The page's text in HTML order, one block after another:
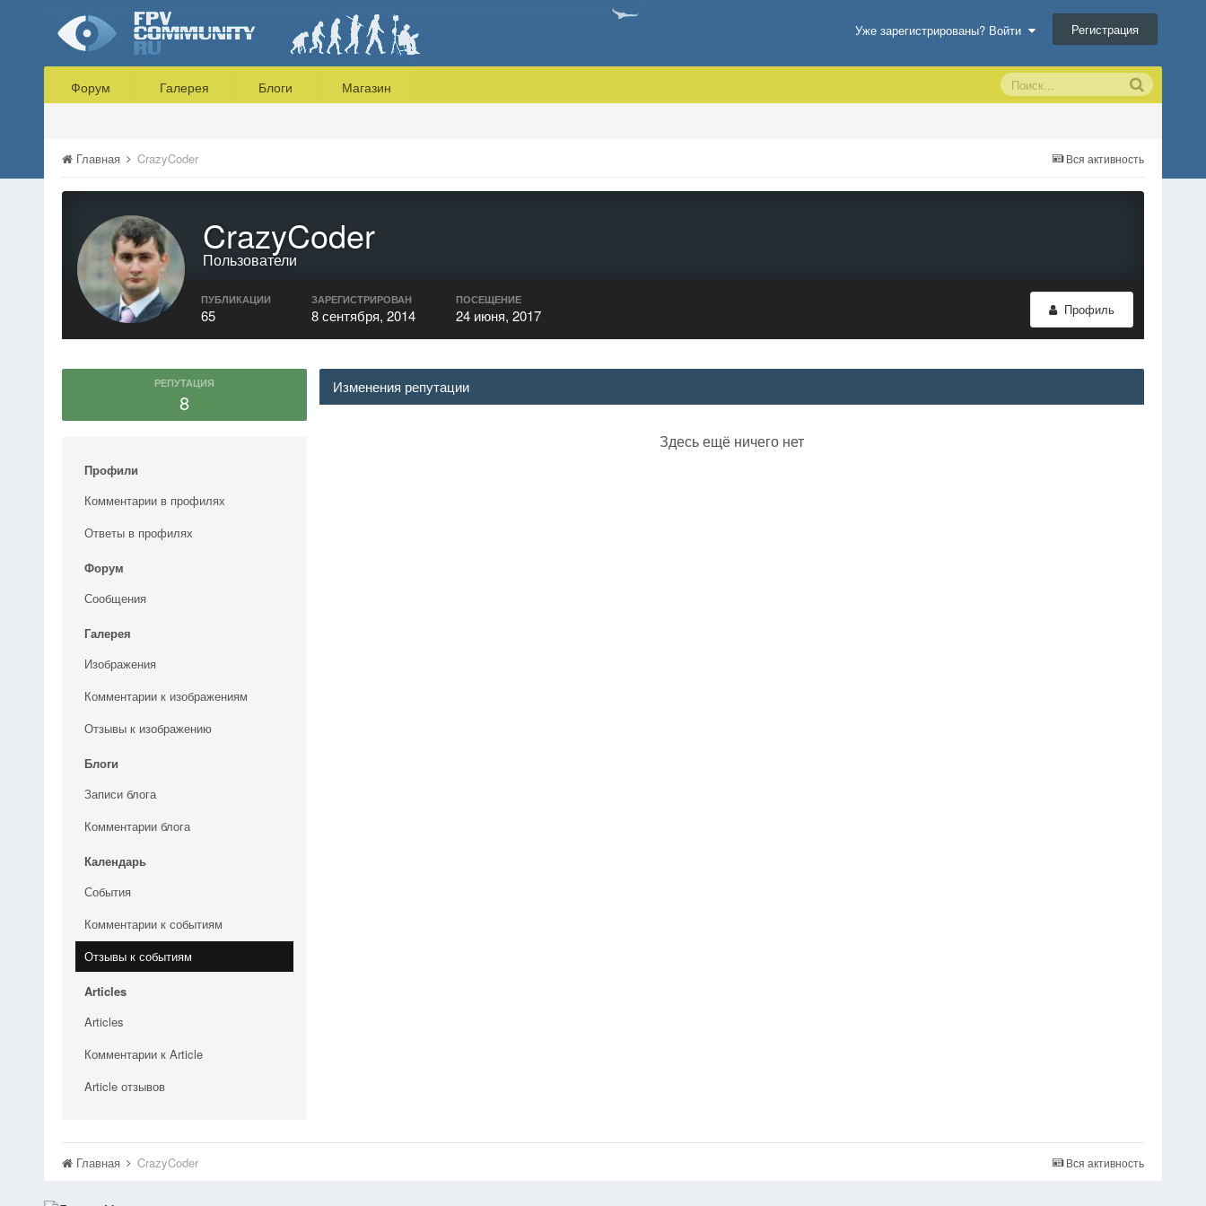
Уже зарегистрированы? Войти Регистрация
Форум Галерея Блоги Магазин
Вся активность
Главная CrazyCoder
CrazyCoder
Пользователи
Профиль
ПУБЛИКАЦИИ
65
ЗАРЕГИСТРИРОВАН
8 сентября, 2014
ПОСЕЩЕНИЕ
24 июня, 2017
РЕПУТАЦИЯ
8
Профили
Комментарии в профилях
Ответы в профилях
Форум
Сообщения
Галерея
Изображения
Комментарии к изображениям
Отзывы к изображению
Блоги
Записи блога
Комментарии блога
Календарь
События
Комментарии к событиям
Отзывы к событиям
Articles
Articles
Комментарии к Article
Article отзывов
Изменения репутации
Здесь ещё ничего нет
Вся активность
Главная CrazyCoder